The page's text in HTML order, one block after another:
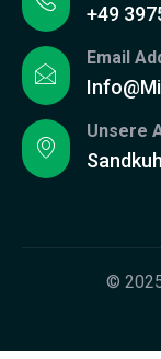
+49
Email
Unsere
©